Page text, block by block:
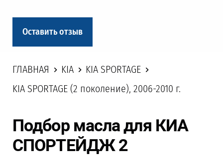
Оставить отзыв
ГЛАВНАЯ KIA
KIA SPORTAGE
KIA SPORTAGE (2 поколение), 2006-2010 г.
Подбор масла для КИА
СПОРТЕЙДЖ 2